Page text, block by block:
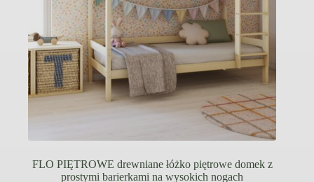
FLO PIĘTROWE drewniane łóżko piętrowe domek z
prostymi barierkami na wysokich nogach